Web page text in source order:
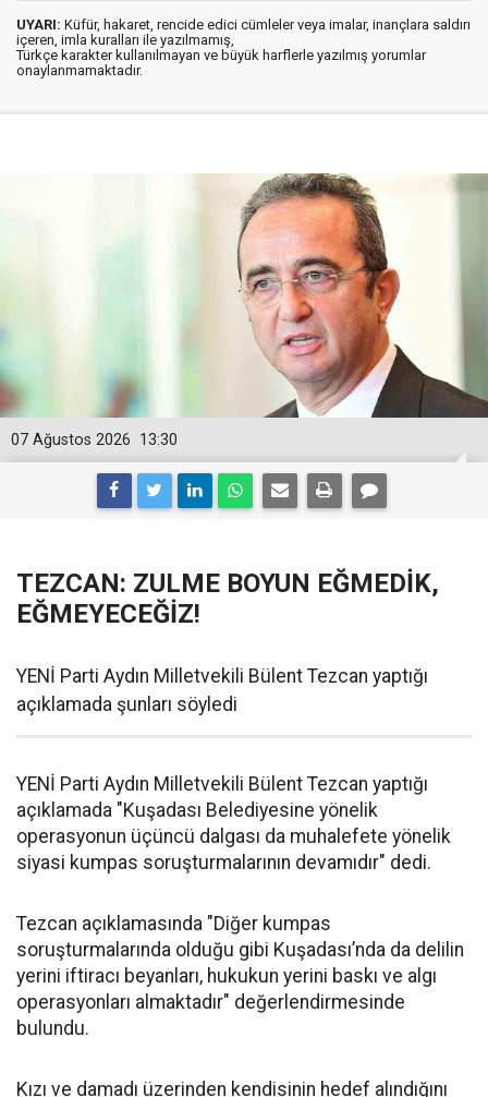
UYARI: Küfür, hakaret, rencide edici cümleler veya imalar, inançlara saldırı
içeren, imla kuralları ile yazılmamış,
Türkçe karakter kullanılmayan ve büyük harflerle yazılmış yorumlar
onaylanmamaktadır.
13:30
07 Ağustos 2026
TEZCAN: ZULME BOYUN EĞMEDİK,
EĞMEYECEĞİZ!
YENİ Parti Aydın Milletvekili Bülent Tezcan yaptığı
açıklamada şunları söyledi
YENİ Parti Aydın Milletvekili Bülent Tezcan yaptığı
açıklamada "Kuşadası Belediyesine yönelik
operasyonun üçüncü dalgası da muhalefete yönelik
siyasi kumpas soruşturmalarının devamıdır" dedi.
Tezcan açıklamasında "Diğer kumpas
soruşturmalarında olduğu gibi Kuşadası’nda da delilin
yerini iftiracı beyanları, hukukun yerini baskı ve algı
operasyonları almaktadır" değerlendirmesinde
bulundu.
Kızı ve damadı üzerinden kendisinin hedef alındığını